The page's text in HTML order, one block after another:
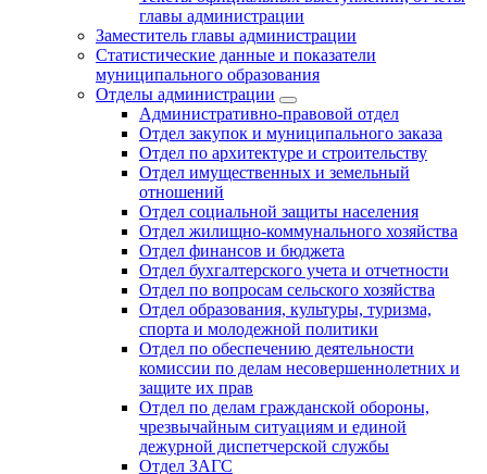
главы администрации
Заместитель главы администрации
Статистические данные и показатели
муниципального образования
Отделы администрации
Административно-правовой отдел
Отдел закупок и муниципального заказа
Отдел по архитектуре и строительству
Отдел имущественных и земельный
отношений
Отдел социальной защиты населения
Отдел жилищно-коммунального хозяйства
Отдел финансов и бюджета
Отдел бухгалтерского учета и отчетности
Отдел по вопросам сельского хозяйства
Отдел образования, культуры, туризма,
спорта и молодежной политики
Отдел по обеспечению деятельности
комиссии по делам несовершеннолетних и
защите их прав
Отдел по делам гражданской обороны,
чрезвычайным ситуациям и единой
дежурной диспетчерской службы
Отдел ЗАГС